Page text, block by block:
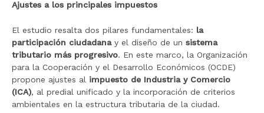
Ajustes a los principales impuestos
El estudio resalta dos pilares fundamentales: la
participación ciudadanay el diseño de un sistema
tributario más progresivo. En este marco, la Organización
para la Cooperación y el Desarrollo Económicos (OCDE)
propone ajustes al impuesto de Industria y Comercio
(ICA), al predial unificado y la incorporación de criterios
ambientales en la estructura tributaria de la ciudad.